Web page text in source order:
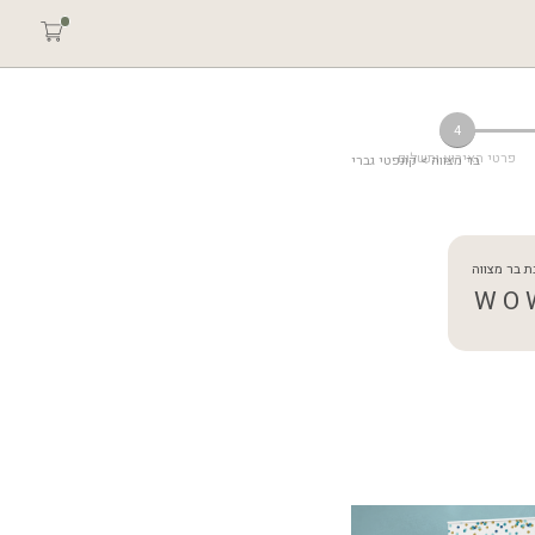
4
פרטי האירוע ותשלום
בר מצווה
בר מצווה > קונפטי גברי